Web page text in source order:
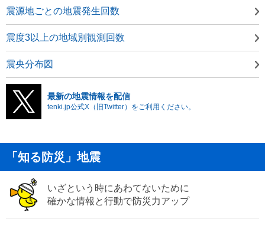
震源地ごとの地震発生回数
震度3以上の地域別観測回数
震央分布図
最新の地震情報を配信
tenki.jp公式X（旧Twitter）をご利用ください。
「知る防災」地震
いざという時にあわてないために
確かな情報と行動で防災力アップ